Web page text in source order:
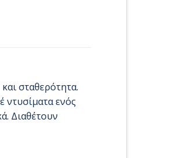
σταθερότητα.
ντυσίματα ενός
Διαθέτουν